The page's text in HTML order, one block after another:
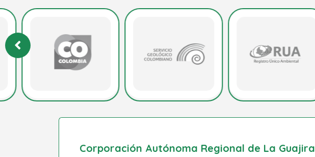
Corporación Autónoma Regional de La Guajira